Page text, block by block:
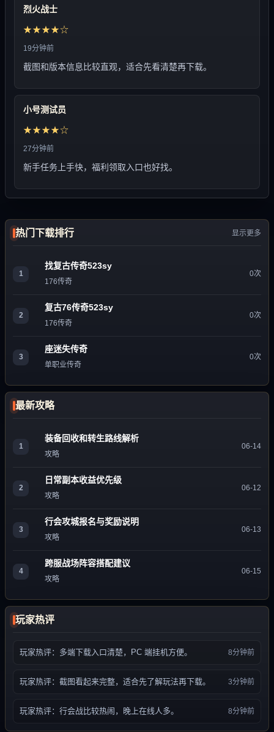
烈火战士
★★★★☆
19分钟前
截图和版本信息比较直观，适合先看清楚再下载。
小号测试员
★★★★☆
27分钟前
新手任务上手快，福利领取入口也好找。
热门下载排行 显示更多
1
找复古传奇523sy
176传奇
0次
2
复古76传奇523sy
176传奇
0次
3
座迷失传奇
单职业传奇
0次
最新攻略
1
装备回收和转生路线解析
攻略
06-14
2
日常副本收益优先级
攻略
06-12
3
行会攻城报名与奖励说明
攻略
06-13
4
跨服战场阵容搭配建议
攻略
06-15
玩家热评
玩家热评：多端下载入口清楚，PC 端挂机方便。 8分钟前
玩家热评：截图看起来完整，适合先了解玩法再下载。 3分钟前
玩家热评：行会战比较热闹，晚上在线人多。 8分钟前